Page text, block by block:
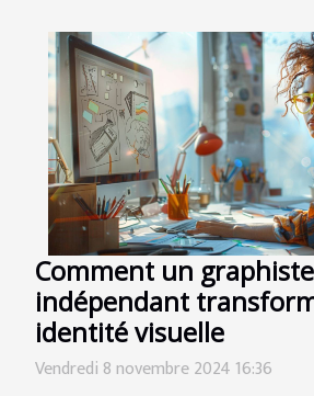
Comment un graphiste
indépendant
identité visuelle
Vendredi 8 novembre 2024 16:36